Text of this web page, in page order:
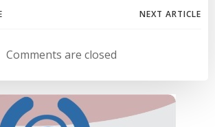
Navegación
de
entradas
NEXT ARTICLE
Comments are closed